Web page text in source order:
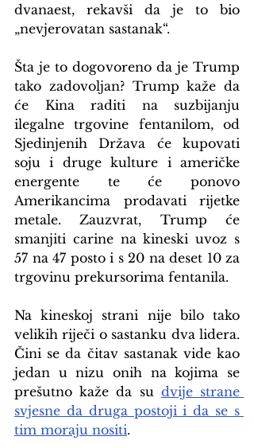
dvanaest, rekavši da je to bio
„nevjerovatan sastanak“.
Šta je to dogovoreno da je Trump
tako zadovoljan? Trump kaže da
će Kina raditi na suzbijanju
ilegalne trgovine fentanilom, od
Sjedinjenih Država će kupovati
soju i druge kulture i američke
energente te će ponovo
Amerikancima prodavati rijetke
metale. Zauzvrat, Trump će
smanjiti carine na kineski uvoz s
57 na 47 posto i s 20 na deset 10 za
trgovinu prekursorima fentanila.
Na kineskoj strani nije bilo tako
velikih riječi o sastanku dva lidera.
Čini se da čitav sastanak vide kao
jedan u nizu onih na kojima se
prešutno kaže da su dvije strane
svjesne da druga postoji i da se s
tim moraju nositi.